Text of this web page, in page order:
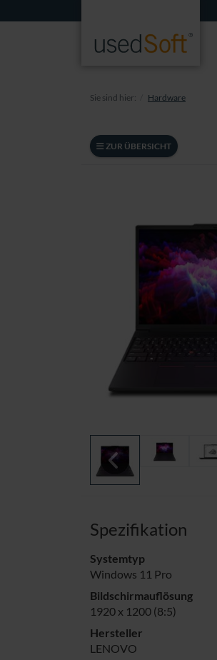
Sie sind hier: Hardware
ZUR ÜBERSICHT
Previous
Spezifikation
Systemtyp
Windows 11 Pro
Bildschirmauflösung
1920 x 1200 (8:5)
Hersteller
LENOVO